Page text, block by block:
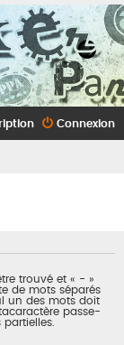
Connexion
trouvé et « - »
de mots séparés
un des mots doit
passe-